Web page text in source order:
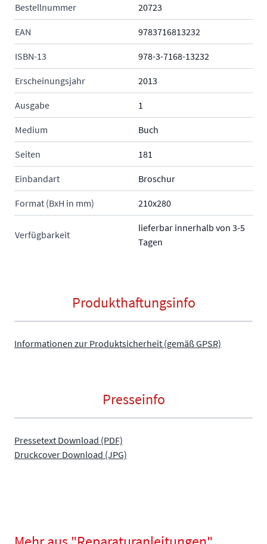
Bestellnummer 20723
EAN 9783716813232
ISBN-13 978-3-7168-13232
Erscheinungsjahr 2013
Ausgabe 1
Medium Buch
Seiten 181
Einbandart Broschur
Format (BxH in mm) 210x280
Verfügbarkeit
lieferbar innerhalb von 3-5
Tagen
Produkthaftungsinfo
Informationen zur Produktsicherheit (gemäß GPSR)
Presseinfo
Pressetext Download (PDF)
Druckcover Download (JPG)